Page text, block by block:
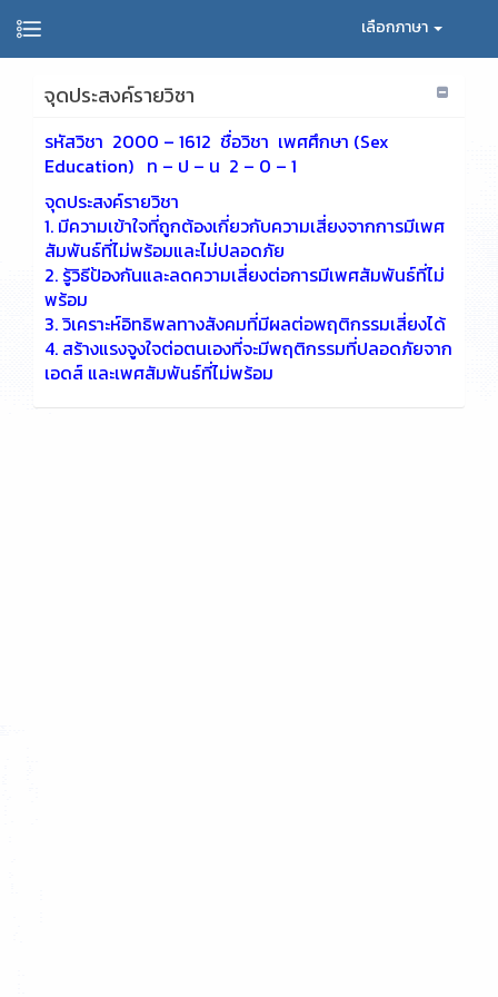
เลือกภาษา
จุดประสงค์รายวิชา
รหัสวิชา 2000 – 1612 ชื่อวิชา เพศศึกษา (Sex
Education) ท – ป – น 2 – 0 – 1
จุดประสงค์รายวิชา
1. มีความเข้าใจที่ถูกต้องเกี่ยวกับความเสี่ยงจากการมีเพศ
สัมพันธ์ที่ไม่พร้อมและไม่ปลอดภัย
2. รู้วิธีป้องกันและลดความเสี่ยงต่อการมีเพศสัมพันธ์ที่ไม่
พร้อม
3. วิเคราะห์อิทธิพลทางสังคมที่มีผลต่อพฤติกรรมเสี่ยงได้
4. สร้างแรงจูงใจต่อตนเองที่จะมีพฤติกรรมที่ปลอดภัยจาก
เอดส์ และเพศสัมพันธ์ที่ไม่พร้อม